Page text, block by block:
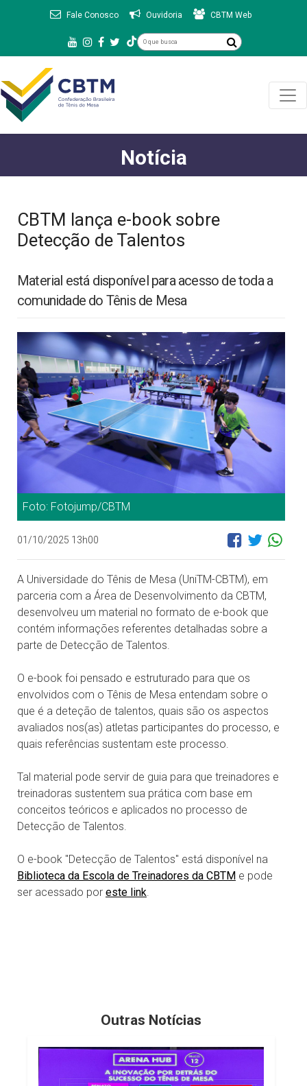
Fale Conosco Ouvidoria CBTM Web
Notícia
CBTM lança e-book sobre
Detecção de Talentos
Material está disponível para acesso de toda a
comunidade do Tênis de Mesa
Foto: Fotojump/CBTM
01/10/2025 13h00
A Universidade do Tênis de Mesa (UniTM-CBTM), em
parceria com a Área de Desenvolvimento da CBTM,
desenvolveu um material no formato de e-book que
contém informações referentes detalhadas sobre a
parte de Detecção de Talentos.
O e-book foi pensado e estruturado para que os
envolvidos com o Tênis de Mesa entendam sobre o
que é a deteção de talentos, quais são os aspectos
avaliados nos(as) atletas participantes do processo, e
quais referências sustentam este processo.
Tal material pode servir de guia para que treinadores e
treinadoras sustentem sua prática com base em
conceitos teóricos e aplicados no processo de
Detecção de Talentos.
O e-book "Detecção de Talentos" está disponível na
Biblioteca da Escola de Treinadores da CBTM e pode
ser acessado por este link
Outras Notícias